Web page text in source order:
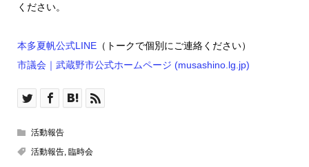
ください。
本多夏帆公式LINE（トークで個別にご連絡ください）
市議会｜武蔵野市公式ホームページ (musashino.lg.jp)
活動報告
活動報告, 臨時会